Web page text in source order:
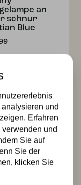
an
schnur
Blue
Blue auf
und
Erfahren
verwenden und
Sie auf
Sie der
klicken Sie